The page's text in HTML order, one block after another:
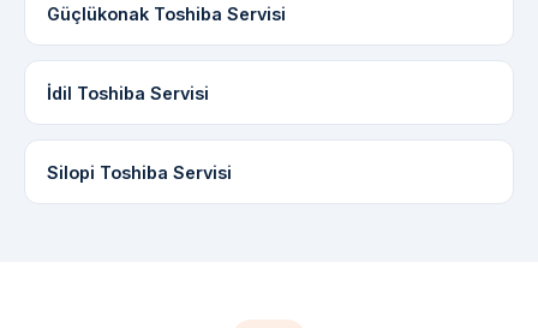
Güçlükonak Toshiba Servisi
İdil Toshiba Servisi
Silopi Toshiba Servisi